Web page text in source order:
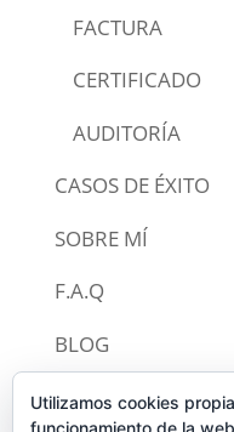
FACTURA
CERTIFICADO
AUDITORÍA
CASOS DE ÉXITO
SOBRE MÍ
F.A.Q
BLOG
CONTACTO
Utilizamos cookies
funcionamiento de la